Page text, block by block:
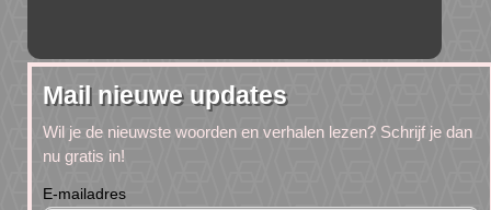
Mail nieuwe updates
Wil je de nieuwste woorden en verhalen lezen? Schrijf je dan
nu gratis in!
E-mailadres